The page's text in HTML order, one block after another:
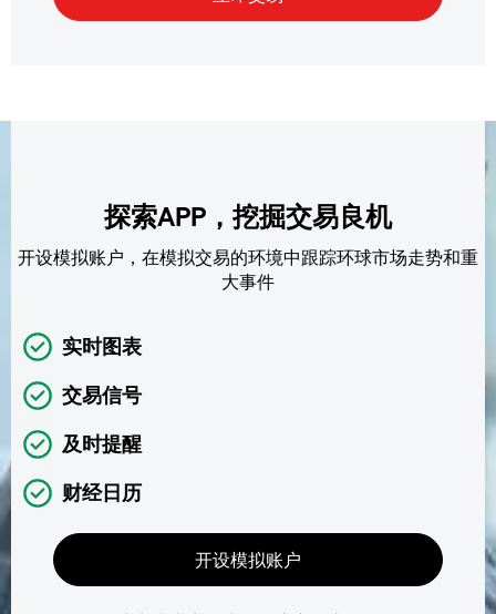
探索APP，挖掘交易良机
开设模拟账户，在模拟交易的环境中跟踪环球市场走势和重
大事件
实时图表
交易信号
及时提醒
财经日历